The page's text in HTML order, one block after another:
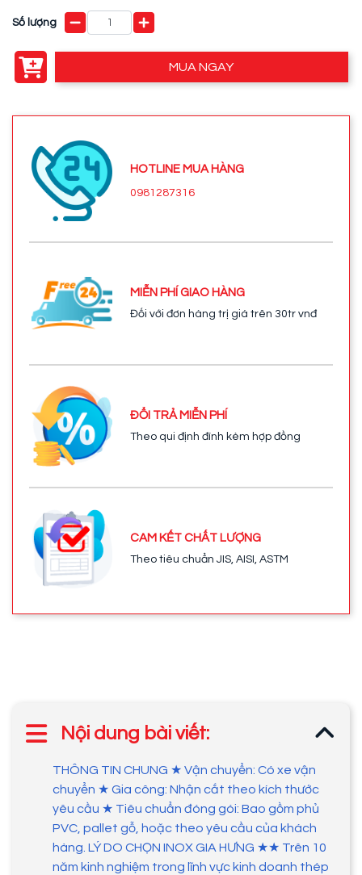
Số lượng
MUA NGAY
HOTLINE MUA HÀNG
0981287316
MIỄN PHÍ GIAO HÀNG
Đối với đơn hàng trị giá trên 30tr vnđ
ĐỔI TRẢ MIỄN PHÍ
Theo qui định đính kèm hợp đồng
CAM KẾT CHẤT LƯỢNG
Theo tiêu chuẩn JIS, AISI, ASTM
Nội dung bài viết:
THÔNG TIN CHUNG ★ Vận chuyển: Có xe vận
chuyển ★ Gia công: Nhận cắt theo kích thước
yêu cầu ★ Tiêu chuẩn đóng gói: Bao gồm phủ
PVC, pallet gỗ, hoặc theo yêu cầu của khách
hàng. LÝ DO CHỌN INOX GIA HƯNG ★★ Trên 10
năm kinh nghiệm trong lĩnh vực kinh doanh thép